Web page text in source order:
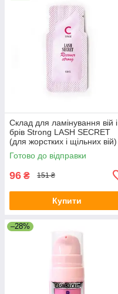
Склад для ламінування вій і
брів Strong LASH SECRET
(для жорстких і щільних вій)
0,8 г
Готово до відправки
96 ₴ 151 ₴
Купити
–28%